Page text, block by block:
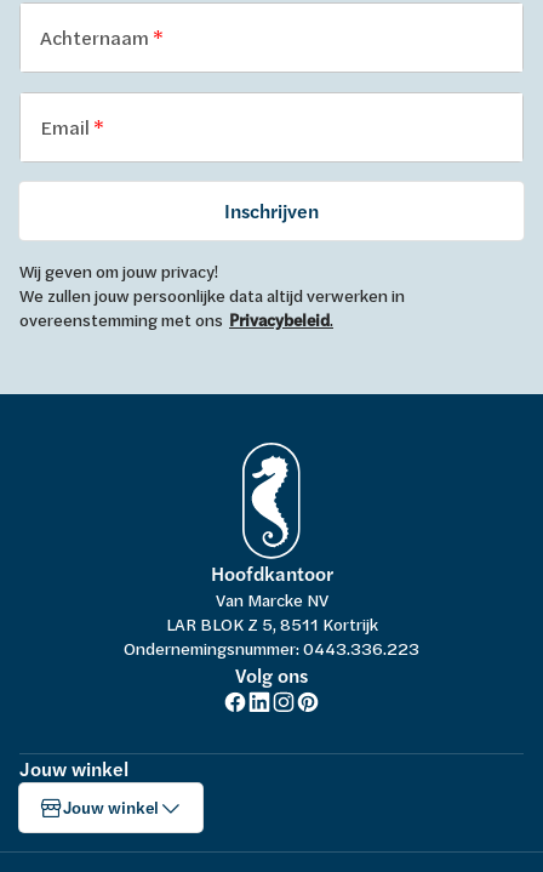
Achternaam
Email
Inschrijven
Wij geven om jouw privacy!
We zullen jouw persoonlijke data altijd verwerken in
overeenstemming met ons Privacybeleid.
Hoofdkantoor
Van Marcke NV
LAR BLOK Z 5, 8511 Kortrijk
Ondernemingsnummer: 0443.336.223
Volg ons
Jouw winkel
Jouw winkel